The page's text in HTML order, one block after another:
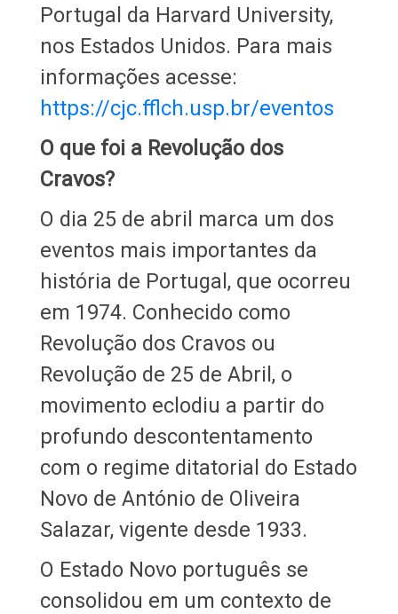
Portugal da Harvard University,
nos Estados Unidos. Para mais
informações acesse:
https://cjc.fflch.usp.br/eventos
O que foi a Revolução dos
Cravos?
O dia 25 de abril marca um dos
eventos mais importantes da
história de Portugal, que ocorreu
em 1974. Conhecido como
Revolução dos Cravos ou
Revolução de 25 de Abril, o
movimento eclodiu a partir do
profundo descontentamento
com o regime ditatorial do Estado
Novo de António de Oliveira
Salazar, vigente desde 1933.
O Estado Novo português se
consolidou em um contexto de